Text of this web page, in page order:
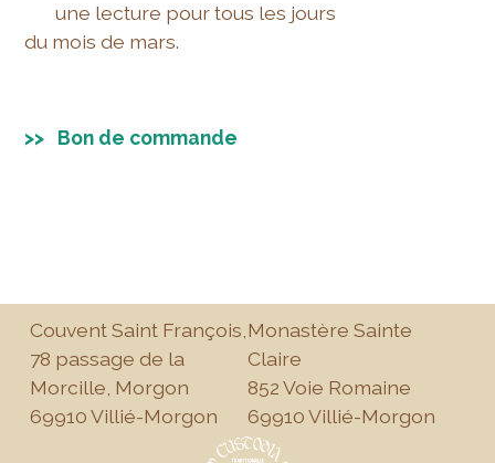
une lecture pour tous les jours
du mois de mars.
>> Bon de commande
Couvent Saint François,
78 passage de la
Morcille, Morgon
69910 Villié-Morgon
Monastère Sainte
Claire
852 Voie Romaine
69910 Villié-Morgon